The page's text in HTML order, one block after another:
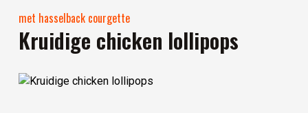
met hasselback courgette
Kruidige chicken lollipops